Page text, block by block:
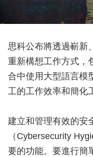
思科公布將透過嶄新
重新構想工作方式，
合中使用大型語言模
工的工作效率和簡化
建立和管理有效的安
（Cybersecurity
要的功能。要進行簡